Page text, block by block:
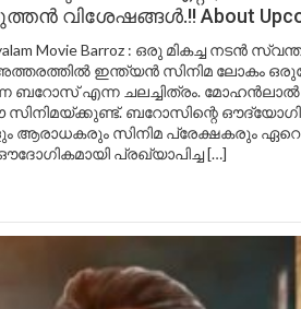
വിശേഷങ്ങൾ.!! About
Movie Barroz : ഒരു മികച്ച നടൻ
ഇന്ത്യൻ സിനിമ ലോകം
ബറോസ് എന്ന ചലച്ചിത്രം.
ബറോസിന്റെ
ആരാധകരും സിനിമ പ്രേക്ഷകരും
പ്രഖ്യാപിച്ച […]